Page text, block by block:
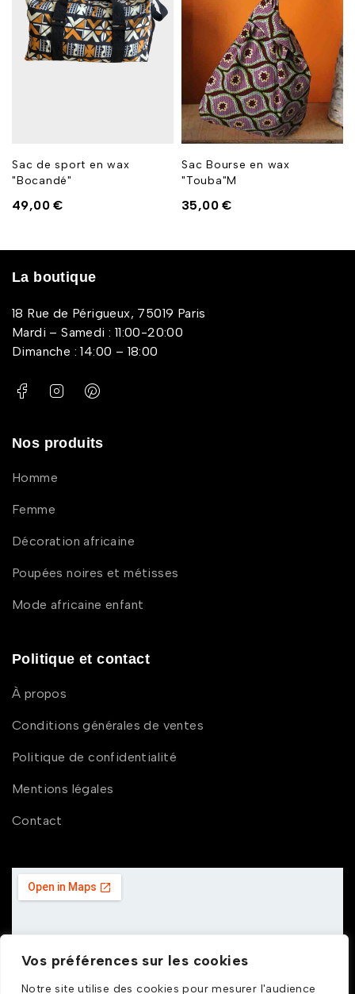
Vos préférences sur les cookies
Notre site utilise des cookies pour mesurer l'audience
Sac de sport en wax
"Bocandé"
49,00€
Sac Bourse en wax
"Touba"M
35,00€
La boutique
18 Rue de Périgueux, 75019 Paris
Mardi – Samedi : 11:00-20:00
Dimanche : 14:00 – 18:00
Nos produits
Homme
Femme
Décoration africaine
Poupées noires et métisses
Mode africaine enfant
Politique et contact
À propos
Conditions générales de ventes
Politique de confidentialité
Mentions légales
Contact